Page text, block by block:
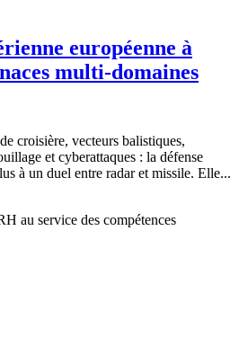
européenne à
multi-domaines
croisière, vecteurs balistiques,
et cyberattaques : la défense
à un duel entre radar et missile. Elle...